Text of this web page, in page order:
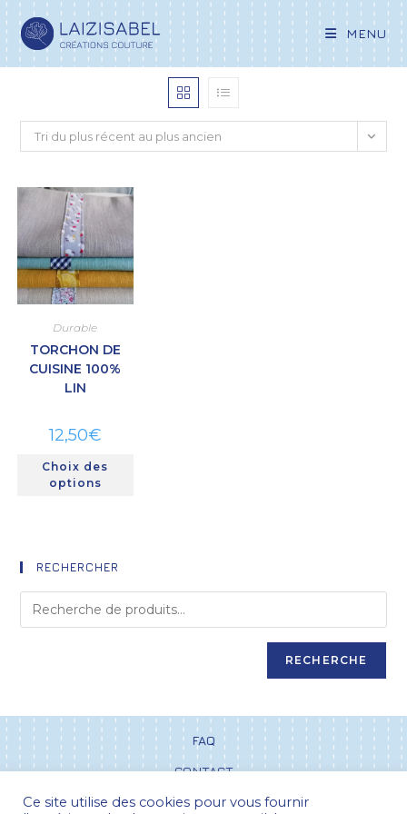
MENU
Tri du plus récent au plus ancien
Durable
TORCHON DE
CUISINE 100%
LIN
12,50€
Choix des
options
RECHERCHER
RECHERCHE
FAQ
CONTACT
CGV
Ce site utilise des cookies pour vous fournir